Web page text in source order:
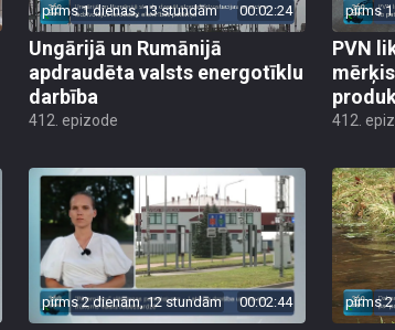
pirms 1 dienas, 13 stundām 00:02:24
Ungārijā un Rumānijā
apdraudēta valsts energotīklu
darbība
412. epizode
pirms
PVN
412.
pirms 2 dienām, 12 stundām 00:02:44 pirms